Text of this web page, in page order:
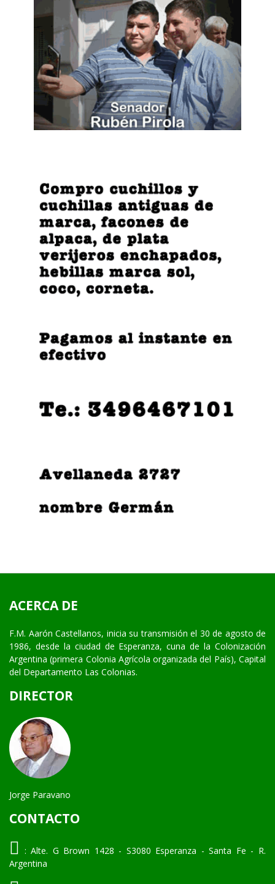
ACERCA DE
F.M. Aarón Castellanos, inicia su transmisión el 30 de agosto de
1986, desde la ciudad de Esperanza, cuna de la Colonización
Argentina (primera Colonia Agrícola organizada del País), Capital
del Departamento Las Colonias.
DIRECTOR
Jorge Paravano
CONTACTO
: Alte. G Brown 1428 - S3080 Esperanza - Santa Fe - R.
Argentina